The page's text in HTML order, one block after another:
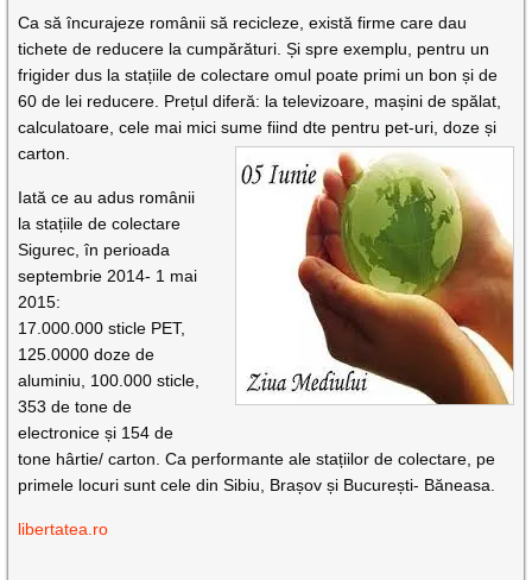
Ca să încurajeze românii să recicleze, există firme care dau
tichete de reducere la cumpărături. Și spre exemplu, pentru un
frigider dus la stațiile de colectare omul poate primi un bon și de
60 de lei reducere. Prețul diferă: la televizoare, mașini de spălat,
calculatoare, cele mai mici sume fiind dte pentru pet-uri,doze și
carton.
Iată ce au adus românii
la stațiile de colectare
Sigurec, în perioada
septembrie 2014- 1 mai
2015:
17.000.000 sticle PET,
125.0000 doze de
aluminiu, 100.000 sticle,
353 de tone de
electronice și 154 de
tone hârtie/ carton. Ca performante ale stațiilor de colectare, pe
primele locuri sunt cele din Sibiu, Brașov și București- Băneasa.
libertatea.ro